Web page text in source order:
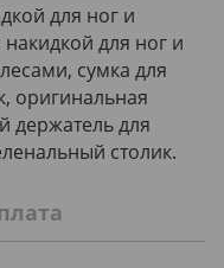
для ног и
для ног и
сумка для
оригинальная
держатель для
столик.